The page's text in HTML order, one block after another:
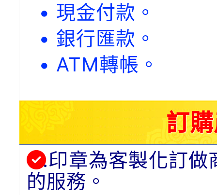
• 現金付款。
• 銀行匯款。
• ATM轉帳。
訂
.印章為客製化訂做
的服務。